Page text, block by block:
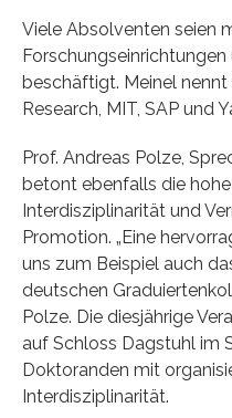
Viele Absolventen seien
beschäftigt. Meinel
Research, MIT, SAP und
Prof. Andreas Polze,
betont ebenfalls die
Interdisziplinarität und
Promotion. „Eine
uns zum Beispiel auch
deutschen
Polze. Die diesjährige
auf Schloss Dagstuhl im
Doktoranden mit
Interdisziplinarität.